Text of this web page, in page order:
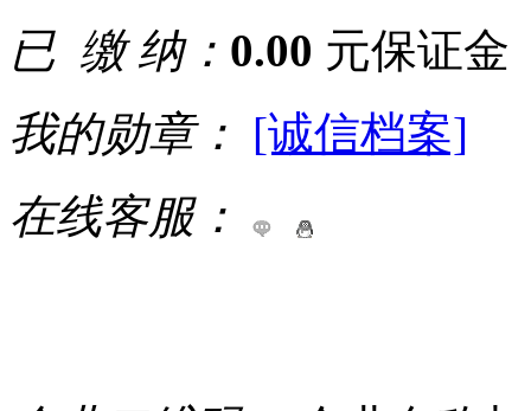
已 缴 纳： 0.00 元保证金
我的勋章： [诚信档案]
在线客服：